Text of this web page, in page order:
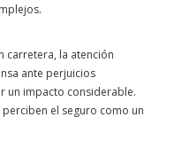
carretera, la atención
ante perjuicios
un impacto considerable.
el seguro como un